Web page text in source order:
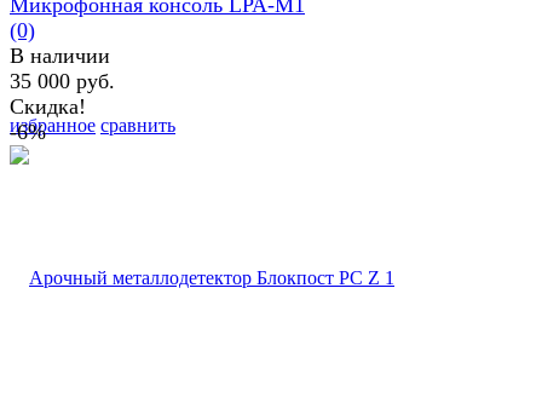
избранное сравнить
(0)
В наличии
35 000 руб.
Скидка!
-6%